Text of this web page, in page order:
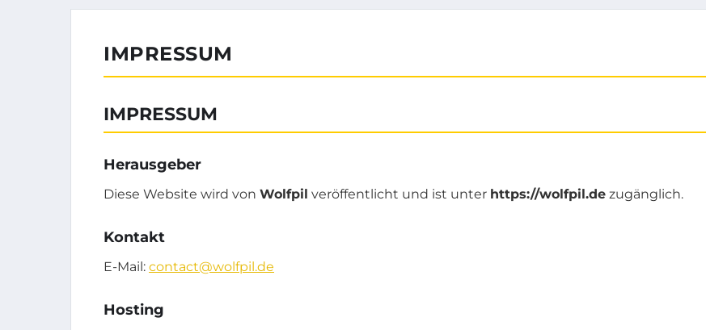
IMPRESSUM
IMPRESSUM
Herausgeber
Diese Website wird von Wolfpil veröffentlicht und ist unter https://wolfpil.de zugänglich.
Kontakt
E-Mail: contact@wolfpil.de
Hosting